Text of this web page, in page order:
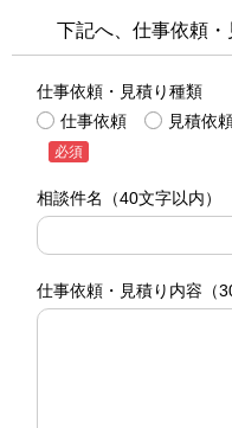
下記へ、仕事依頼
仕事依頼・見積り種類
仕事依頼
見積依
必須
相談件名 （40文字以内）
仕事依頼・見積り内容 （